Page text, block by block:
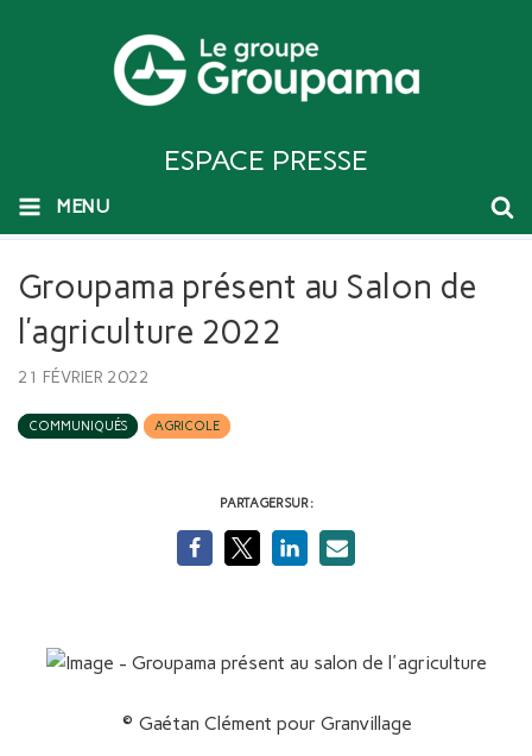
ESPACE PRESSE
MENU
Groupama présent au Salon de
l’agriculture 2022
21 FÉVRIER 2022
COMMUNIQUÉS AGRICOLE
PARTAGER SUR :
© Gaétan Clément pour Granvillage